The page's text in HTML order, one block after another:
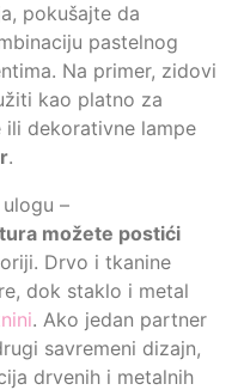
pokušajte da
pastelnog
Na primer, zidovi
kao platno za
ili dekorativne lampe
.
–
možete postići
Drvo i tkanine
dok staklo i metal
. Ako jedan partner
savremeni dizajn,
drvenih i metalnih